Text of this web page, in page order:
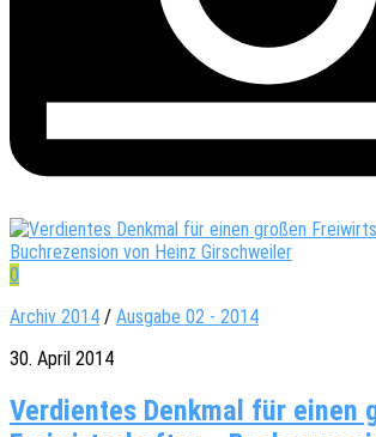
0
Archiv 2014 / Ausgabe 02 - 2014
30. April 2014
Verdientes Denkmal für einen